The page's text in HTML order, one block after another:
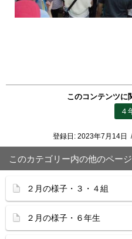
このコンテンツに
４
登録日: 2023年7月14日
このカテゴリー内の他のページ
２月の様子・３・４組
２月の様子・６年生